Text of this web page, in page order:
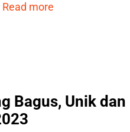
Read more
Bagus, Unik dan